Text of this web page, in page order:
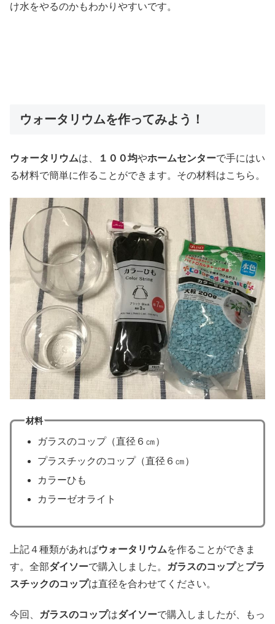
け水をやるのかもわかりやすいです。
ウォータリウムを作ってみよう！
ウォータリウムは、 １００均やホームセンターで手にはい
る材料で簡単に作ることができます。その材料はこちら。
材料
ガラスのコップ（直径６㎝）
プラスチックのコップ（直径６㎝）
カラーひも
カラーゼオライト
上記４種類があればウォータリウムを作ることができま
す。全部ダイソーで購入しました。 ガラスのコップと プラ
スチックのコップは直径を合わせてください。
今回、 ガラスのコップはダイソーで購入しましたが、もっ